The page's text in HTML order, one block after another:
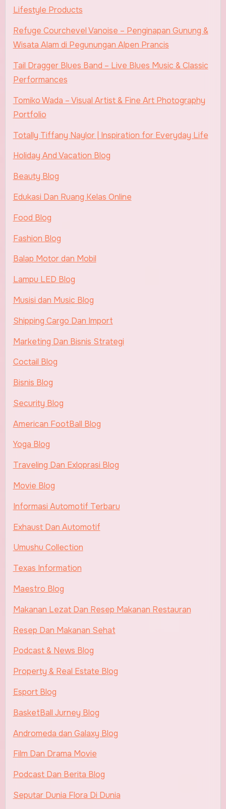
Lifestyle Products
Refuge Courchevel Vanoise – Penginapan Gunung &
Wisata Alam di Pegunungan Alpen Prancis
Tail Dragger Blues Band – Live Blues Music & Classic
Performances
Tomiko Wada – Visual Artist & Fine Art Photography
Portfolio
Totally Tiffany Naylor | Inspiration for Everyday Life
Holiday And Vacation Blog
Beauty Blog
Edukasi Dan Ruang Kelas Online
Food Blog
Fashion Blog
Balap Motor dan Mobil
Lampu LED Blog
Musisi dan Music Blog
Shipping Cargo Dan Import
Marketing Dan Bisnis Strategi
Coctail Blog
Bisnis Blog
Security Blog
American FootBall Blog
Yoga Blog
Traveling Dan Exloprasi Blog
Movie Blog
Informasi Automotif Terbaru
Exhaust Dan Automotif
Umushu Collection
Texas Information
Maestro Blog
Makanan Lezat Dan Resep Makanan Restauran
Resep Dan Makanan Sehat
Podcast & News Blog
Property & Real Estate Blog
Esport Blog
BasketBall Jurney Blog
Andromeda dan Galaxy Blog
Film Dan Drama Movie
Podcast Dan Berita Blog
Seputar Dunia Flora Di Dunia